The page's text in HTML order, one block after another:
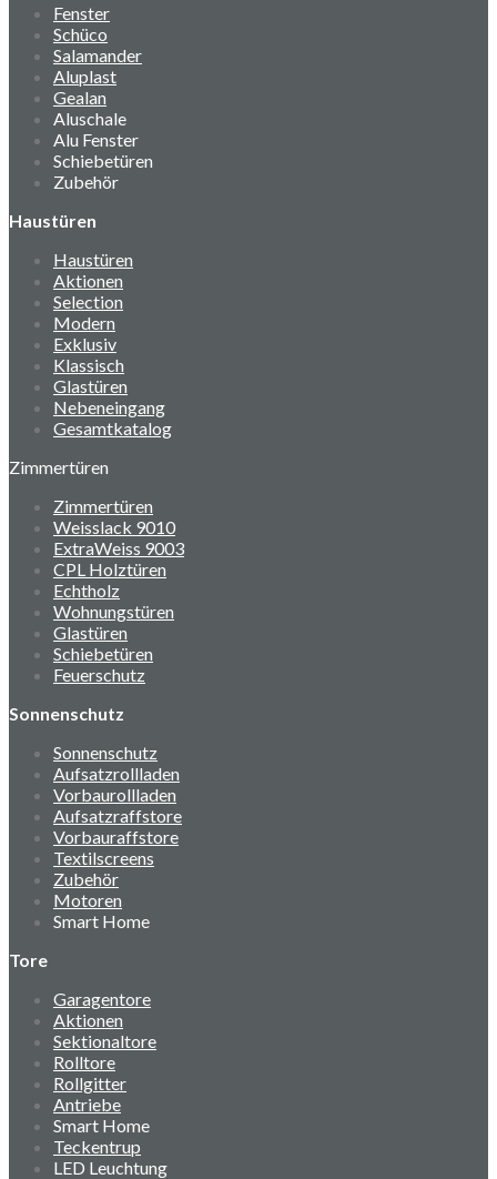
Fenster
Schüco
Salamander
Aluplast
Gealan
Aluschale
Alu Fenster
Schiebetüren
Zubehör
Haustüren
Haustüren
Aktionen
Selection
Modern
Exklusiv
Klassisch
Glastüren
Nebeneingang
Gesamtkatalog
Zimmertüren
Zimmertüren
Weisslack 9010
ExtraWeiss 9003
CPL Holztüren
Echtholz
Wohnungstüren
Glastüren
Schiebetüren
Feuerschutz
Sonnenschutz
Sonnenschutz
Aufsatzrollladen
Vorbaurollladen
Aufsatzraffstore
Vorbauraffstore
Textilscreens
Zubehör
Motoren
Smart Home
Tore
Garagentore
Aktionen
Sektionaltore
Rolltore
Rollgitter
Antriebe
Smart Home
Teckentrup
LED Leuchtung